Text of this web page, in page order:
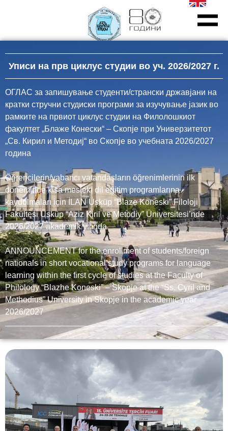
Уписи на прв циклус студии во уч. 2026/2027 г.
ОГЛАС за запишување студенти/странски државјани на
кратки стручни студиски програми за изучување јазик во
рамките на првиот циклус студии на Филолошкиот
факултет „Блаже Конески“ – Скопје при Универзитетот
„Св. Кирил и Методиј“ во Скопје во учебната 2026/2027
година
Öğrencilerin/yabancı vatandaşların öğrenimlerinin ilk
döneminde kısa mesleki dil eğitim programlarına
kaydolmaları için İLAN Üsküp “Blaze Koneski” Filoloji
Fakültesi Üsküp “Aziz Kiril ve Metodiy” Üniversitesi’nde
2026/2027 akademik yılında
ANNOUNCEMENT for the enrollment of students/foreign
nationals in short vocational study programs for language
learning within the first cycle of studies at the Faculty of
Philology “Blazhe Koneski” – Skopje at the “Ss. Cyril and
Methodius” University in Skopje in the academic year
2026/2027